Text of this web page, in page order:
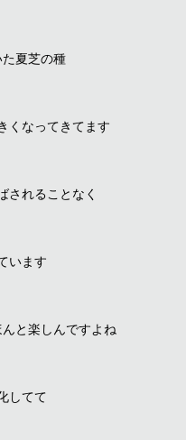
夏芝の種
くなってきてます
されることなく
います
と楽しんですよね
してて